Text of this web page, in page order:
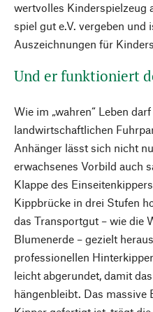
wertvolles Kinderspielzeug
spiel gut e.V. vergeben und
Auszeichnungen für
Und er funktioniert
Wie im „wahren“ Leben
landwirtschaftlichen
Anhänger lässt sich nicht
erwachsenes Vorbild auch
Klappe des
Kippbrücke in drei Stufen
das Transportgut – wie die
Blumenerde – gezielt
professionellen
leicht abgerundet, damit
hängenbleibt. Das massive